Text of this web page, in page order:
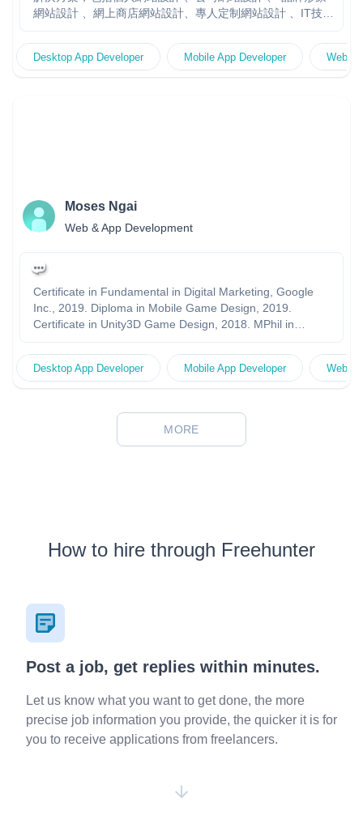
網站設計 、網上商店網站設計、專人定制網站設計 、IT技術
意、技術與思維，結合多年專業用戶產品設計經驗，為您打
造更好用戶體驗的品牌產品。 Plaker Lab 網站
Desktop App Developer Mobile App Developer
Moses Ngai
Web & App Development
Certificate in Fundamental in Digital Marketing, Google
Inc., 2019. Diploma in Mobile Game Design, 2019.
Certificate in Unity3D Game Design, 2018. MPhil in
CityU,****-1995
Desktop App Developer Mobile App Developer
MORE
How to hire through Freehunter
Post a job, get replies within minutes.
Let us know what you want to get done, the more
precise job information you provide, the quicker it is for
you to receive applications from freelancers.